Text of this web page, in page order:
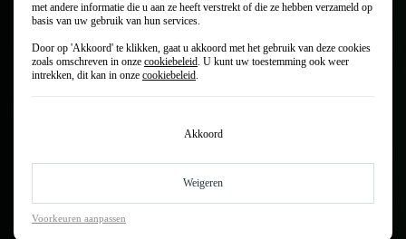
met andere informatie die u aan ze heeft verstrekt of die ze hebben verzameld op
basis van uw gebruik van hun services.
Door op 'Akkoord' te klikken, gaat u akkoord met het gebruik van deze cookies
zoals omschreven in onze cookiebeleid. U kunt uw toestemming ook weer
intrekken, dit kan in onze cookiebeleid.
Akkoord
Weigeren
Voorkeuren aanpassen
daarom naar Autocentrum Van Vliet. Vanuit onze speciale
Niet alleen met Leapmotor onderhoud, trouwens. Ook voor apk,
schadeherstel, bandenwissel of aircoservice zijn wij jouw officiële
extra voor je. In kwaliteit én service. Dus maak meteen online een